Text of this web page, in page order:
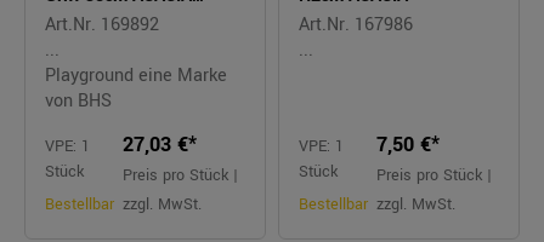
Akazie
Art.Nr. 169892
...
Playground eine Marke
von BHS
VPE: 1
Stück
Bestellbar
27,03 €*
Preis pro Stück |
zzgl. MwSt.
Art.Nr. 167986
...
VPE: 1
Stück
Bestellbar
7,50 €*
Preis pro Stück |
zzgl. MwSt.